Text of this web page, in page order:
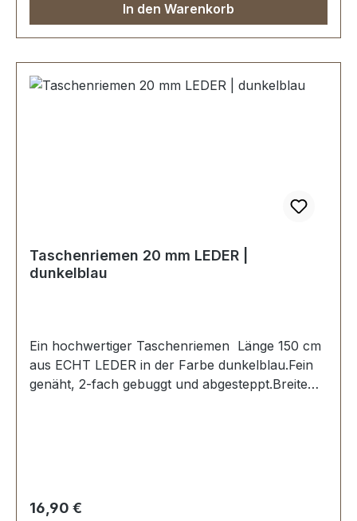
In den Warenkorb
Taschenriemen 20 mm LEDER |
dunkelblau
Ein hochwertiger Taschenriemen Länge 150 cm
aus ECHT LEDER in der Farbe dunkelblau.Fein
genäht, 2-fach gebuggt und abgesteppt.Breite
Regulärer Preis:
16,90 €